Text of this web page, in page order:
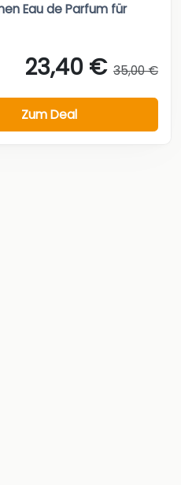
Eau de Parfum für
23,40 € 35,00 €
Zum Deal